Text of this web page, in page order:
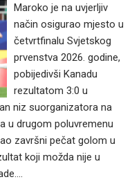
Maroko je na uvjerljiv
način osigurao mjesto u
četvrtfinalu Svjetskog
prvenstva 2026. godine,
pobijedivši Kanadu
rezultatom 3:0 u
niz suorganizatora na
u drugom poluvremenu
završni pečat golom u
koji možda nije u